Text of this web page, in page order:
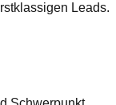
Leads.